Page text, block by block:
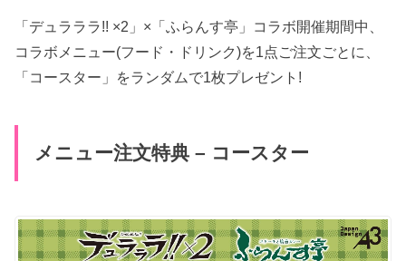
「デュラララ!! ×2」×「ふらんす亭」コラボ開催期間中、
コラボメニュー(フード・ドリンク)を1点ご注文ごとに、
「コースター」をランダムで1枚プレゼント!
メニュー注文特典 – コースター